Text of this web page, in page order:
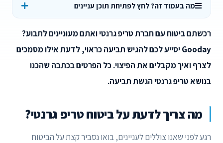
מה בעמוד זה? לחץ לפתיחת תוכן עניינים
רכשתם ביטוח עם חברת טריפ גרנטי ואתם מעוניינים לתבוע?
Gooday יסייע לכם להגיש תביעה כראוי, לדעת אילו מסמכים
לצרף ואיך מקבלים את הפיצוי. כל הפרטים בכתבה שהכנו
בנושא טריפ גרנטי הגשת תביעה.
מה צריך לדעת על ביטוח טריפ גרנטי?
רגע לפני שאנו צוללים לעניינים, בואו נסביר קצת על הביטוח